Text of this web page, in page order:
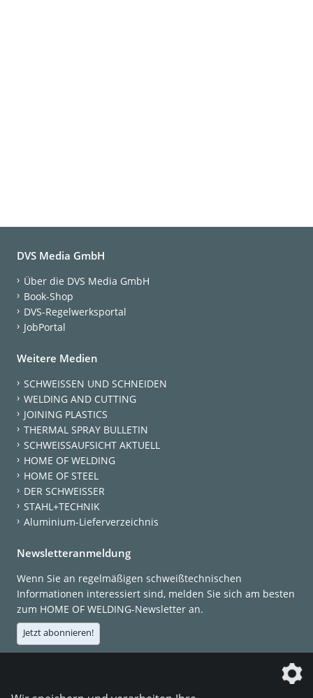
DVS Media GmbH
Über die DVS Media GmbH
Book-Shop
DVS-Regelwerksportal
JobPortal
Weitere Medien
SCHWEISSEN UND SCHNEIDEN
WELDING AND CUTTING
JOINING PLASTICS
THERMAL SPRAY BULLETIN
SCHWEISSAUFSICHT AKTUELL
HOME OF WELDING
HOME OF STEEL
DER SCHWEISSER
STAHL+TECHNIK
Aluminium-Lieferverzeichnis
Newsletteranmeldung
Wenn Sie an regelmäßigen schweißtechnischen
Informationen interessiert sind, melden Sie sich am besten
zum HOME OF WELDING-Newsletter an.
Jetzt abonnieren!
Die DVS Media GmbH ist ein Unternehmen der